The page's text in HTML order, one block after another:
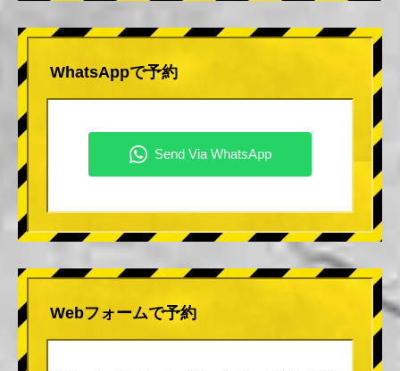
WhatsAppで予約
Webフォームで予約